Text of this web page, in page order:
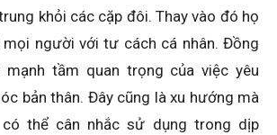
khỏi các cặp đôi. Thay vào đó họ
người với tư cách cá nhân. Đồng
tầm quan trọng của việc yêu
bản thân. Đây cũng là xu hướng mà
thể cân nhắc sử dụng trong dịp